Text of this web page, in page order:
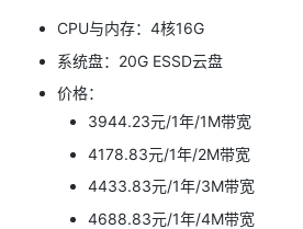
CPU与内存：4核16G
系统盘：20G ESSD云盘
价格：
3944.23元/1年/1M带宽
4178.83元/1年/2M带宽
4433.83元/1年/3M带宽
4688.83元/1年/4M带宽